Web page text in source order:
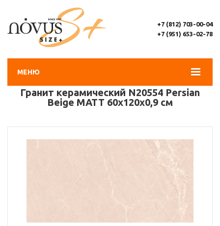
МЕНЮ
+7 (812) 703-00-04
+7 (951) 653-02-78
Гранит керамический N20554 Persian
Beige MATT 60х120х0,9 см